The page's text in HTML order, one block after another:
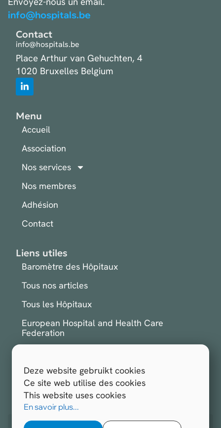
Deze website gebruikt cookies
Ce site web utilise des cookies
This website uses cookies
En savoir plus...
info@hospitals.be
Contact
info@hospitals.be
Place Arthur van Gehuchten, 4
1020 Bruxelles Belgium
Menu
Accueil
Association
Nos services
Nos membres
Adhésion
Contact
Liens utiles
Baromètre des Hôpitaux
Tous nos articles
Tous les Hôpitaux
European Hospital and Health Care
Federation
S'inscrire à la newsletter
Hospitals.be 2026 Tous droits réservés.
Site web réalisé par